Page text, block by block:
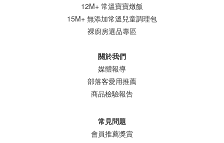
12M+ 常溫寶寶燉飯
15M+ 無添加常溫兒童調理包
裸廚房選品專區
關於我們
媒體報導
部落客愛用推薦
商品檢驗報告
常見問題
會員推薦獎賞